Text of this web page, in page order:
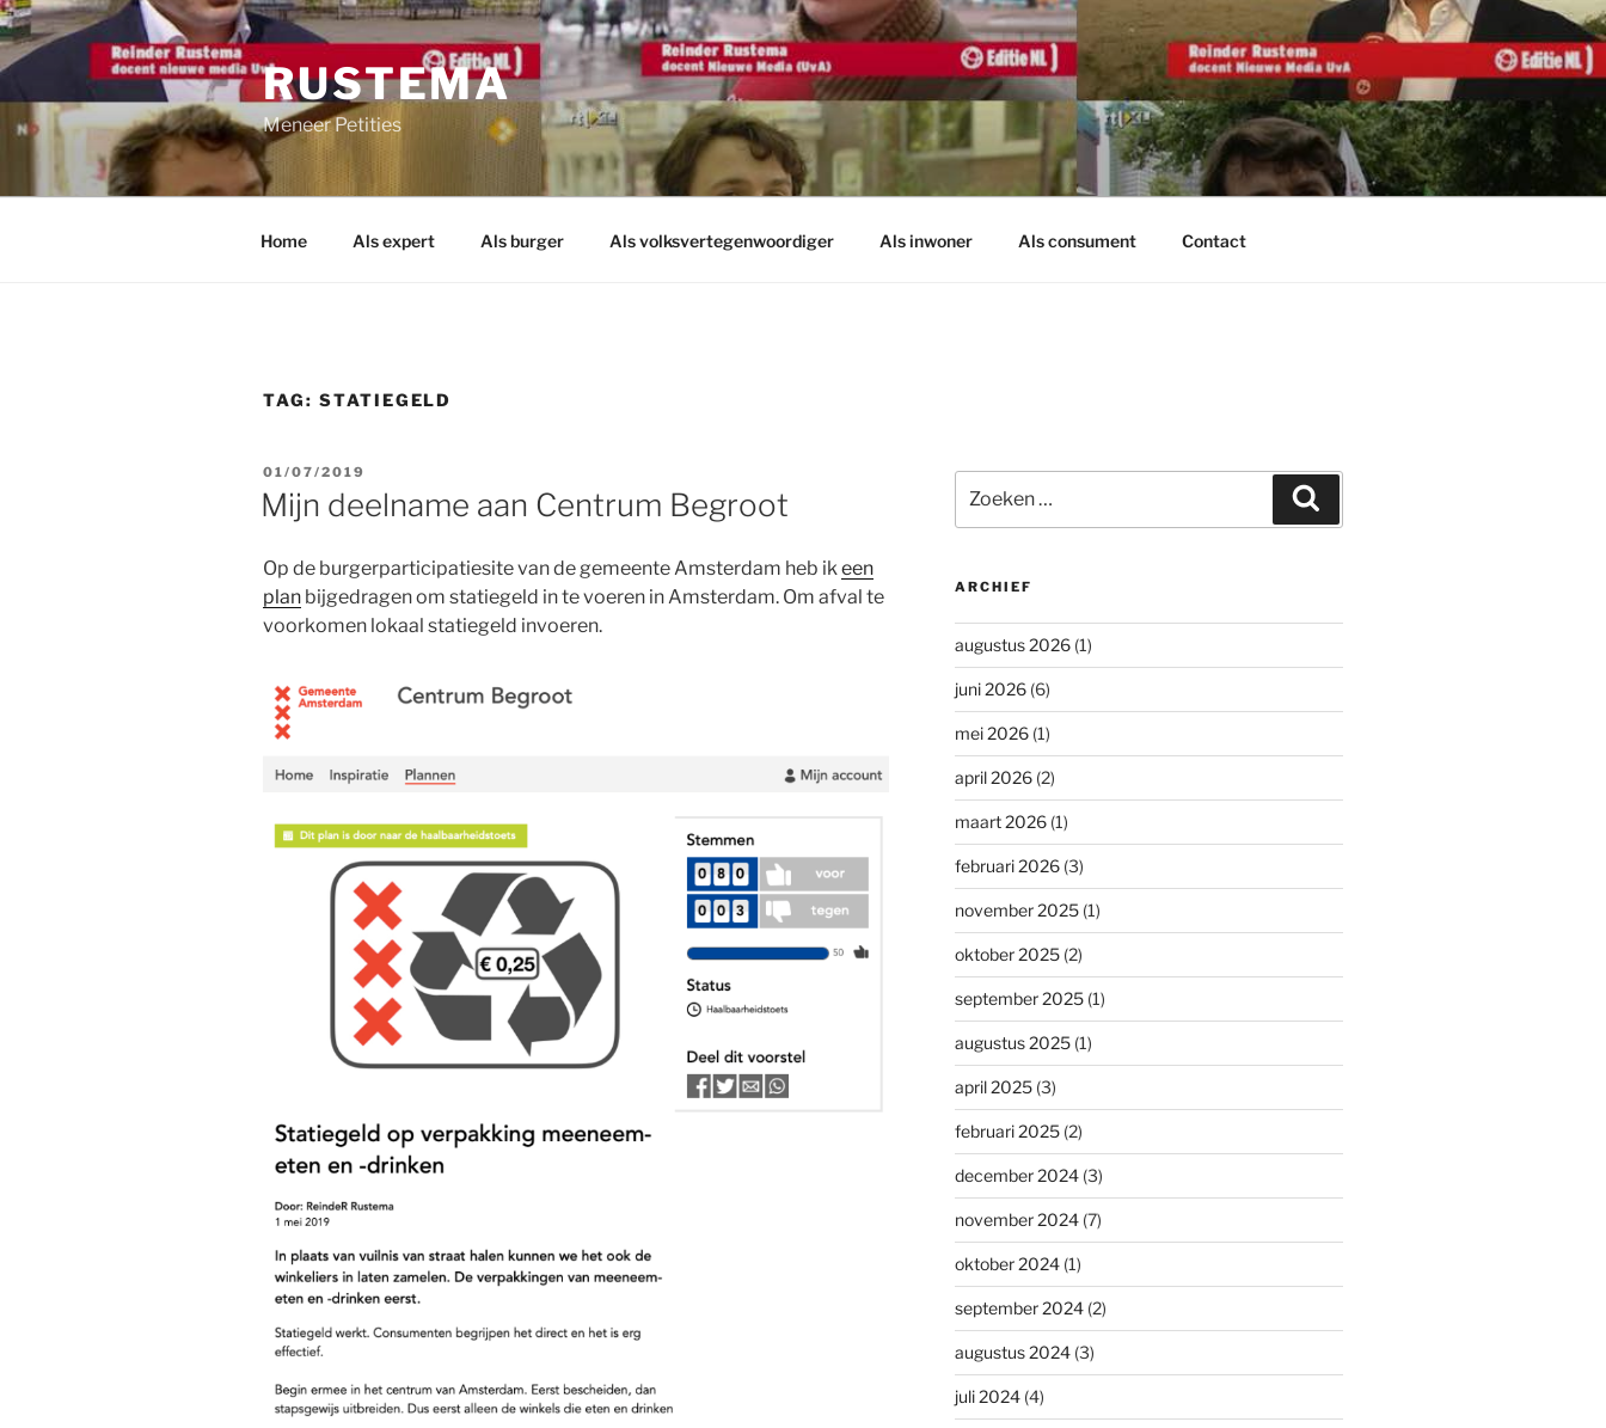
Ga
naar
de
inhoud
RUSTEMA
Meneer Petities
Home Als expert Als burger Als volksvertegenwoordiger Als inwoner Als consument Contact
TAG: STATIEGELD
GEPLAATST
OP
01/07/2019
Mijn deelname aan Centrum Begroot
Op de burgerparticipatiesite van de gemeente Amsterdam heb ik een
plan bijgedragen om statiegeld in te voeren in Amsterdam. Om afval te
voorkomen lokaal statiegeld invoeren.
naar:
ARCHIEF
augustus 2026(1)
juni 2026(6)
mei 2026(1)
april 2026(2)
maart 2026(1)
februari 2026(3)
november 2025(1)
oktober 2025(2)
september 2025(1)
augustus 2025(1)
april 2025(3)
februari 2025(2)
december 2024(3)
november 2024(7)
oktober 2024(1)
september 2024(2)
augustus 2024(3)
juli 2024(4)